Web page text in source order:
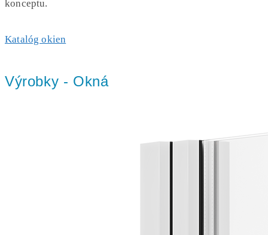
konceptu.
Katalóg okien
Výrobky - Okná